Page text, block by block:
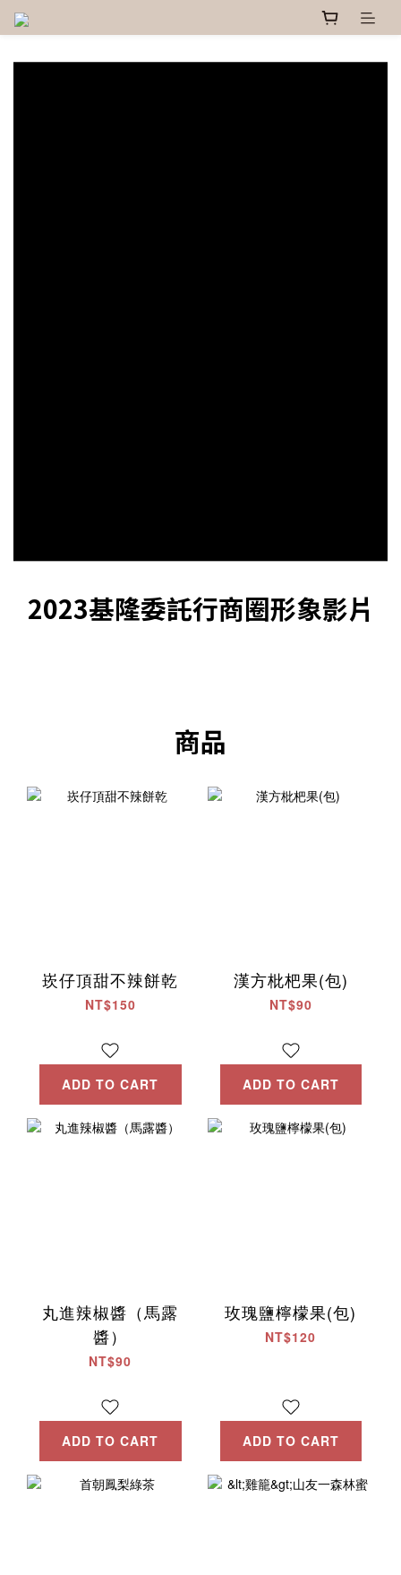
2023基隆委託行商圈形象影片
商品
崁仔頂甜不辣餅乾
NT$150
ADD TO CART
漢方枇杷果(包)
NT$90
ADD TO CART
丸進辣椒醬（馬露
醬）
NT$90
ADD TO CART
玫瑰鹽檸檬果(包)
NT$120
ADD TO CART